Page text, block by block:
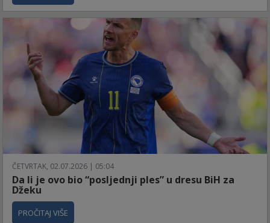
ČETVRTAK, 02.07.2026 | 05:04
Da li je ovo bio “posljednji ples” u dresu BiH za
Džeku
PROČITAJ VIŠE